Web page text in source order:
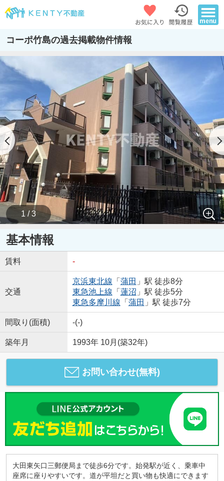
コーポ竹島の過去掲載物件情報
1 / 3
基本情報
賃料 -
交通
京浜東北線 「 蒲田 」駅 徒歩8分
東急池上線 「 蓮沼 」駅 徒歩5分
東急多摩川線 「 蒲田 」駅 徒歩7分
間取り(面積) -(-)
築年月 1993年 10月(築32年)
お問い合わせ(無料)
大田東矢口三郵便局まで徒歩6分です。始発駅が近く、乗車中
座席に座りやすいです。道が平坦だと買い物も快適にできます